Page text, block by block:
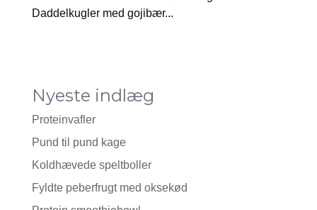
Daddelkugler med gojibær...
Nyeste indlæg
Proteinvafler
Pund til pund kage
Koldhævede speltboller
Fyldte peberfrugt med oksekød